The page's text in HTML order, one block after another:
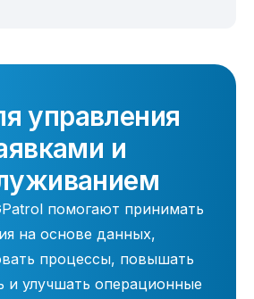
управления
и
помогают принимать
на основе данных,
процессы, повышать
и улучшать операционные